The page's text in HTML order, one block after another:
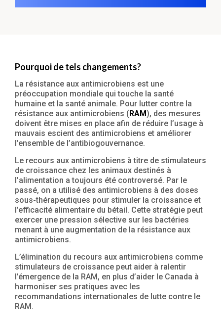
Pourquoi de tels changements?
La résistance aux antimicrobiens est une
préoccupation mondiale qui touche la santé
humaine et la santé animale. Pour lutter contre la
résistance aux antimicrobiens (RAM), des mesures
doivent être mises en place afin de réduire l’usage à
mauvais escient des antimicrobiens et améliorer
l’ensemble de l’antibiogouvernance.
Le recours aux antimicrobiens à titre de stimulateurs
de croissance chez les animaux destinés à
l’alimentation a toujours été controversé. Par le
passé, on a utilisé des antimicrobiens à des doses
sous-thérapeutiques pour stimuler la croissance et
l’efficacité alimentaire du bétail. Cette stratégie peut
exercer une pression sélective sur les bactéries
menant à une augmentation de la résistance aux
antimicrobiens.
L’élimination du recours aux antimicrobiens comme
stimulateurs de croissance peut aider à ralentir
l’émergence de la RAM, en plus d’aider le Canada à
harmoniser ses pratiques avec les
recommandations internationales de lutte contre le
RAM.